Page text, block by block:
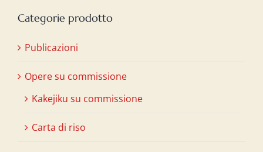
Categorie prodotto
Publicazioni
Opere su commissione
Kakejiku su commissione
Carta di riso